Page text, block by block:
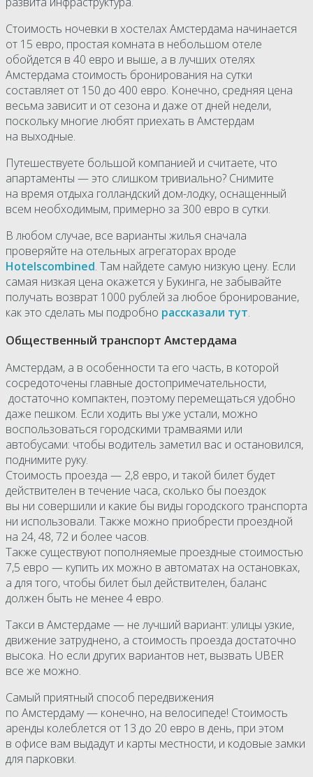
Стоимость ночевки в хостелах Амстердама начинается
от 15 евро, простая комната в небольшом отеле
обойдется в 40 евро и выше, а в лучших отелях
Амстердама стоимость бронирования на сутки
составляет от 150 до 400 евро. Конечно, средняя цена
весьма зависит и от сезона и даже от дней недели,
поскольку многие любят приехать в Амстердам
на выходные.
Путешествуете большой компанией и считаете, что
апартаменты — это слишком тривиально? Снимите
на время отдыха голландский дом-лодку, оснащенный
всем необходимым, примерно за 300 евро в сутки.
В любом случае, все варианты жилья сначала
проверяйте на отельных агрегаторах вроде
Hotelscombined. Там найдете самую низкую цену. Если
самая низкая цена окажется у Букинга, не забывайте
получать возврат 1000 рублей за любое бронирование,
как это сделать мы подробно рассказали тут.
Общественный транспорт Амстердама
Амстердам, а в особенности та его часть, в которой
сосредоточены главные достопримечательности,
достаточно компактен, поэтому перемещаться удобно
даже пешком. Если ходить вы уже устали, можно
воспользоваться городскими трамваями или
автобусами: чтобы водитель заметил вас и остановился,
поднимите руку.
Стоимость проезда — 2,8 евро, и такой билет будет
действителен в течение часа, сколько бы поездок
вы ни совершили и какие бы виды городского транспорта
ни использовали. Также можно приобрести проездной
на 24, 48, 72 и более часов.
Также существуют пополняемые проездные стоимостью
7,5 евро — купить их можно в автоматах на остановках,
а для того, чтобы билет был действителен, баланс
должен быть не менее 4 евро.
Такси в Амстердаме — не лучший вариант: улицы узкие,
движение затруднено, а стоимость проезда достаточно
высока. Но если других вариантов нет, вызвать UBER
все же можно.
Самый приятный способ передвижения
по Амстердаму — конечно, на велосипеде! Стоимость
аренды колеблется от 13 до 20 евро в день, при этом
в офисе вам выдадут и карты местности, и кодовые замки
для парковки.